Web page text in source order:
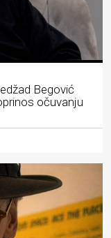
Begović
očuvanju